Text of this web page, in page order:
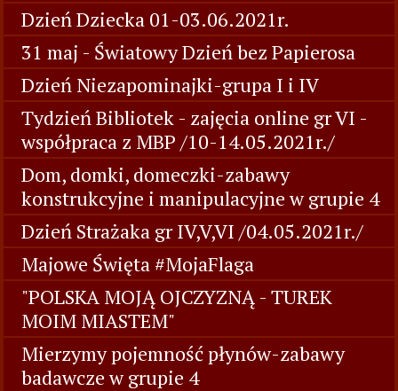
Dzień Dziecka 01-03.06.2021r.
31 maj - Światowy Dzień bez Papierosa
Dzień Niezapominajki-grupa I i IV
Tydzień Bibliotek - zajęcia online gr VI -
współpraca z MBP /10-14.05.2021r./
Dom, domki, domeczki-zabawy
konstrukcyjne i manipulacyjne w grupie 4
Dzień Strażaka gr IV,V,VI /04.05.2021r./
Majowe Święta #MojaFlaga
"POLSKA MOJĄ OJCZYZNĄ - TUREK
MOIM MIASTEM"
Mierzymy pojemność płynów-zabawy
badawcze w grupie 4